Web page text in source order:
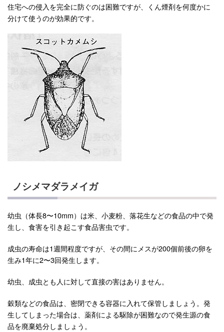
住宅への侵入を完全に防ぐのは困難ですが、くん煙剤を何度かに
分けて使うのが効果的です。
ノシメマダラメイガ
幼虫（体長8〜10mm）は米、小麦粉、落花生などの食品の中で発
生し、食害を引き起こす食品害虫です。
成虫の寿命は1週間程度ですが、その間にメスが200個前後の卵を
生み1年に2〜3回発生します。
幼虫、成虫とも人に対して直接の害はありません。
穀類などの食品は、密閉できる容器に入れて保管しましょう。発
生してしまった場合は、薬剤による駆除が困難なので発生源の食
品を廃棄処分しましょう。